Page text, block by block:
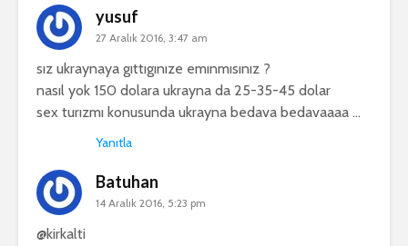
yusuf
27 Aralık 2016, 3:47 am
sız ukraynaya gıttıgınıze emınmısınız ?
nasıl yok 150 dolara ukrayna da 25-35-45 dolar
sex turızmı konusunda ukrayna bedava bedavaaaa …
Yanıtla
Batuhan
14 Aralık 2016, 5:23 pm
@kirkalti